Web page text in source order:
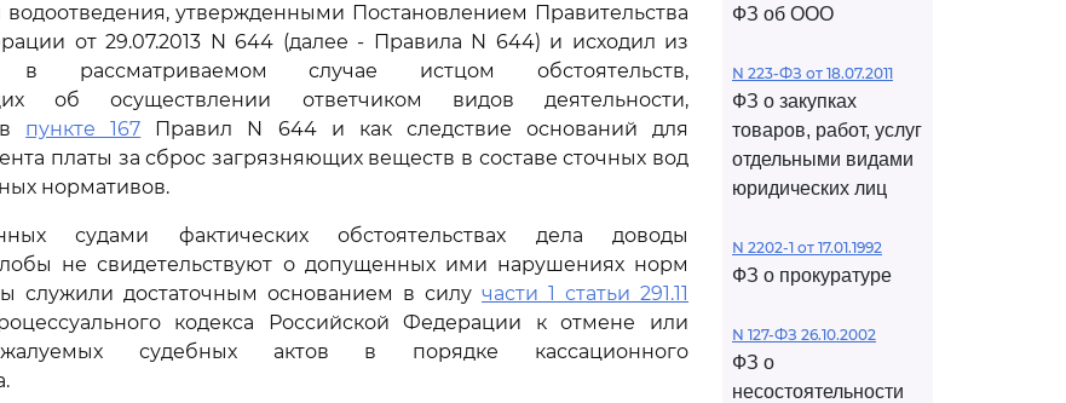
утвержденными Постановлением Правительства
от 29.07.2013 N 644 (далее - Правила N 644) и исходил из
в рассматриваемом случае истцом обстоятельств,
об осуществлении ответчиком видов деятельности,
пункте 167 Правил N 644 и как следствие оснований для
платы за сброс загрязняющих веществ в составе сточных вод
нормативов.
судами фактических обстоятельствах дела доводы
не свидетельствуют о допущенных ими нарушениях норм
служили достаточным основанием в силу части 1 статьи 291.11
кодекса Российской Федерации к отмене или
судебных актов в порядке кассационного
ФЗ об ООО
N 223-ФЗ от 18.07.2011
ФЗ о закупках
товаров, работ, услуг
отдельными видами
юридических лиц
N 2202-1 от 17.01.1992
ФЗ о прокуратуре
N 127-ФЗ 26.10.2002
ФЗ о
несостоятельности